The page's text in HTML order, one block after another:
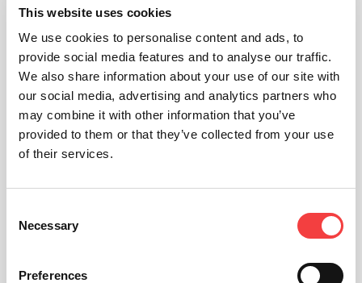
This website uses cookies
We use cookies to personalise content and ads, to
provide social media features and to analyse our traffic.
We also share information about your use of our site with
our social media, advertising and analytics partners who
may combine it with other information that you’ve
provided to them or that they’ve collected from your use
of their services.
Selection
Necessary
Preferences